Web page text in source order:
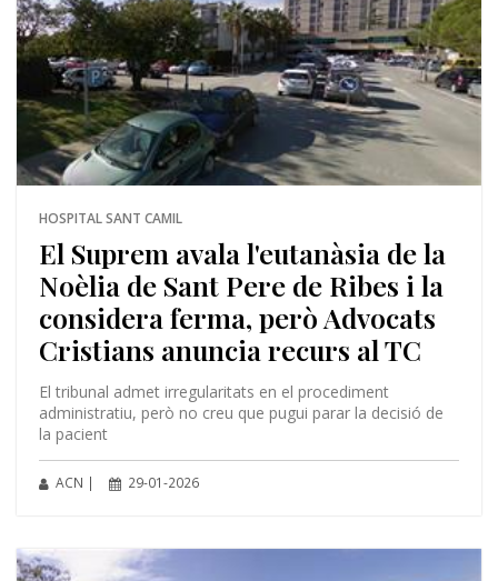
HOSPITAL SANT CAMIL
El Suprem avala l'eutanàsia de la
Noèlia de Sant Pere de Ribes i la
considera ferma, però Advocats
Cristians anuncia recurs al TC
El tribunal admet irregularitats en el procediment
administratiu, però no creu que pugui parar la decisió de
la pacient
ACN | 29-01-2026